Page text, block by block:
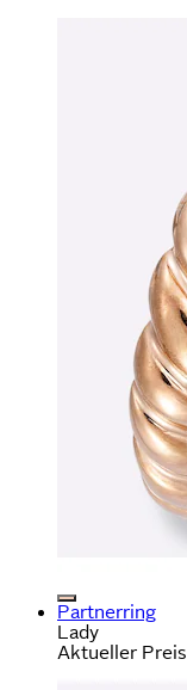
Partnerring
Lady
Aktueller Preis